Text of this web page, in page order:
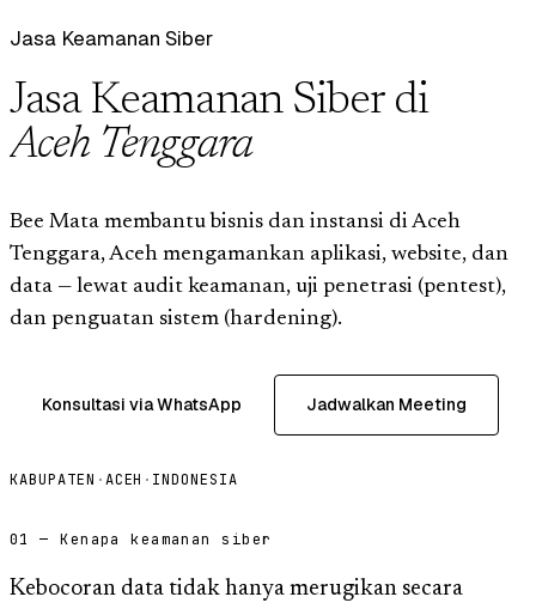
Jasa Keamanan Siber
Jasa Keamanan Siber di
Aceh Tenggara
Bee Mata membantu bisnis dan instansi di Aceh
Tenggara, Aceh mengamankan aplikasi, website, dan
data — lewat audit keamanan, uji penetrasi (pentest),
dan penguatan sistem (hardening).
Konsultasi via WhatsApp Jadwalkan Meeting
KABUPATEN ·ACEH · INDONESIA
01 — Kenapa keamanan siber
Kebocoran data tidak hanya merugikan secara